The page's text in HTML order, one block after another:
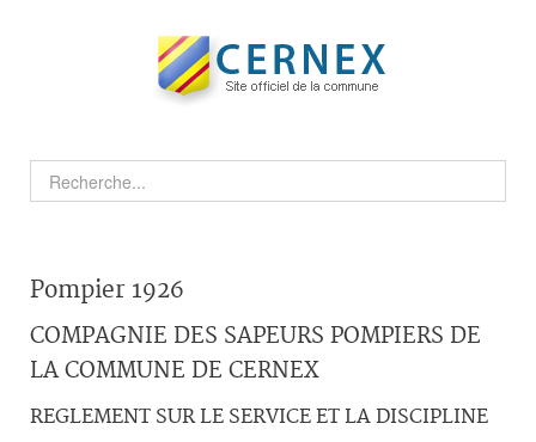
Pompier 1926
COMPAGNIE DES SAPEURS POMPIERS DE
LA COMMUNE DE CERNEX
REGLEMENT SUR LE SERVICE ET LA DISCIPLINE